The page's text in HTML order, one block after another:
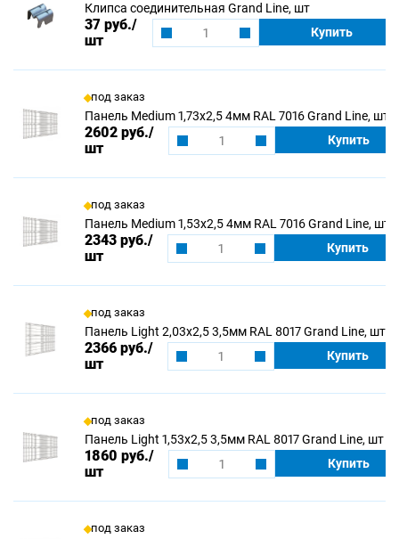
Клипса соединительная Grand Line, шт
37 руб./
шт
Купить
под заказ
Панель Medium 1,73х2,5 4мм RAL 7016 Grand Line, шт
2602 руб./
шт
Купить
под заказ
Панель Medium 1,53х2,5 4мм RAL 7016 Grand Line, шт
2343 руб./
шт
Купить
под заказ
Панель Light 2,03х2,5 3,5мм RAL 8017 Grand Line, шт
2366 руб./
шт
Купить
под заказ
Панель Light 1,53х2,5 3,5мм RAL 8017 Grand Line, шт
1860 руб./
шт
Купить
под заказ